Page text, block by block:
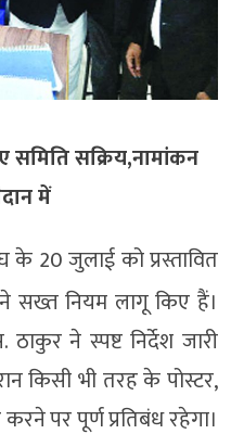
समिति सक्रिय,नामांकन
में
के 20 जुलाई को प्रस्तावित
सख्त नियम लागू किए हैं।
ने स्पष्ट निर्देश जारी
किसी भी तरह के पोस्टर,
पर पूर्ण प्रतिबंध रहेगा।